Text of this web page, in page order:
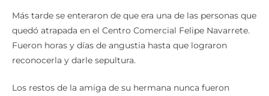
Más tarde se enteraron de que era una de las personas que
quedó atrapada en el Centro Comercial Felipe Navarrete.
Fueron horas y días de angustia hasta que lograron
reconocerla y darle sepultura.
Los restos de la amiga de su hermana nunca fueron